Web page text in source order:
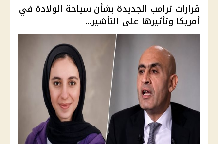
قرارات ترامب الجديدة بشأن سياحة الولادة في
أمريكا وتأثيرها على التأشير...